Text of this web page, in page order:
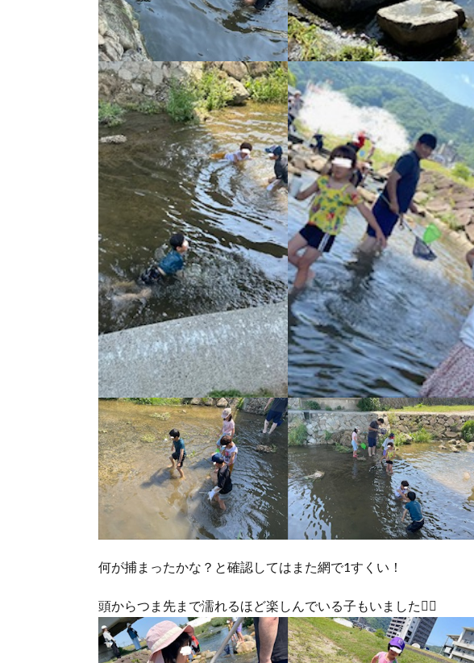
何が捕まったかな？と確認してはまた網で1すくい！
頭からつま先まで濡れるほど楽しんでいる子もいました🚣‍♀️